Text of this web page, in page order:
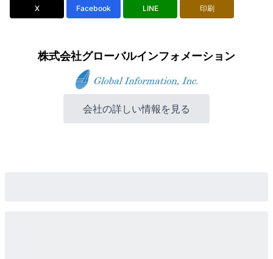
X Facebook LINE 印刷
株式会社グローバルインフォメーション
会社の詳しい情報を見る